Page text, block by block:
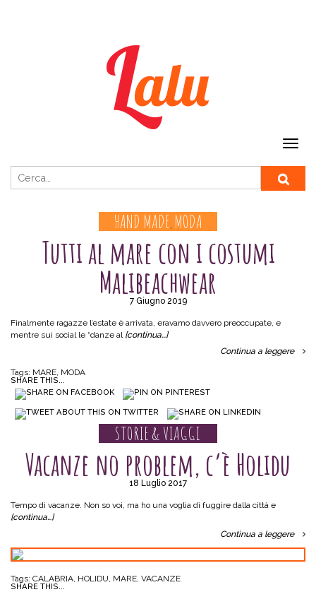
HAND MADE , MODA
Tutti al mare con i costumi
Malibeachwear
7 Giugno 2019
Finalmente ragazze l’estate è arrivata, eravamo davvero preoccupate, e
mentre sui social le “danze al [continua…]
Continua a leggere
Tags: MARE, MODA
SHARE THIS...
STORIE & VIAGGI
Vacanze no problem, c’è Holidu
18 Luglio 2017
Tempo di vacanze. Non so voi, ma ho una voglia di fuggire dalla città e
[continua…]
Continua a leggere
Tags: CALABRIA HOLIDU MARE VACANZE
SHARE THIS...